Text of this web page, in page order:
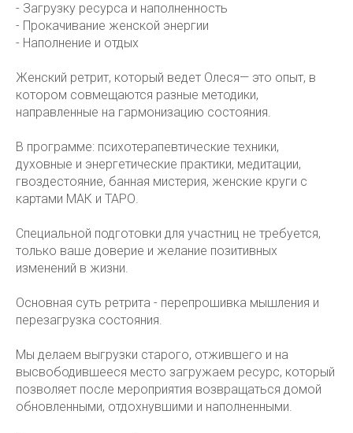
- Загрузку ресурса и наполненность
- Прокачивание женской энергии
- Наполнение и отдых
Женский ретрит, который ведет Олеся— это опыт, в
котором совмещаются разные методики,
направленные на гармонизацию состояния.
В программе: психотерапевтические техники,
духовные и энергетические практики, медитации,
гвоздестояние, банная мистерия, женские круги с
картами МАК и ТАРО.
Специальной подготовки для участниц не требуется,
только ваше доверие и желание позитивных
изменений в жизни.
Основная суть ретрита - перепрошивка мышления и
перезагрузка состояния.
Мы делаем выгрузки старого, отжившего и на
высвободившееся место загружаем ресурс, который
позволяет после мероприятия возвращаться домой
обновленными, отдохнувшими и наполненными.